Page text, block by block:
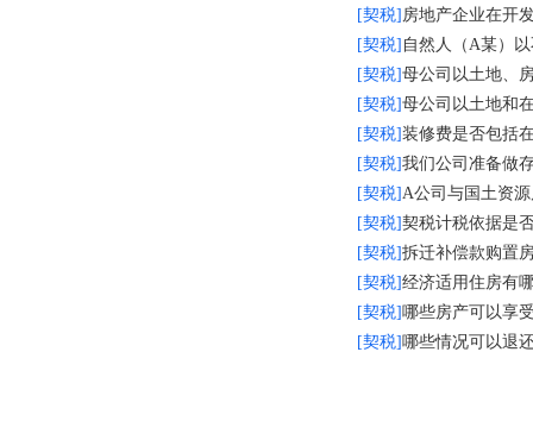
[契税] 房地产企业在开
[契税] 自然人（A某）以
[契税]母公司以土地、
[契税]母公司以土地和
[契税]装修费是否包括
[契税]我们公司准备做存续分
[契税]A公司与国土资源局
[契税]契税计税依据是
[契税]拆迁补偿款购置
[契税]经济适用住房有
[契税]哪些房产可以享
[契税]哪些情况可以退